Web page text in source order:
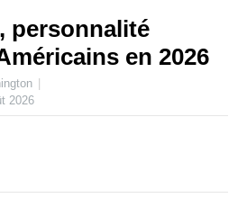
personnalité
en 2026
2026